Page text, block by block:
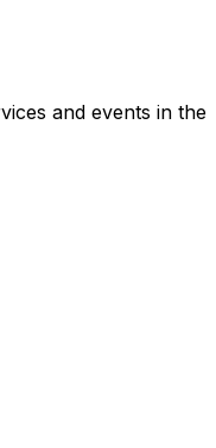
and events in the